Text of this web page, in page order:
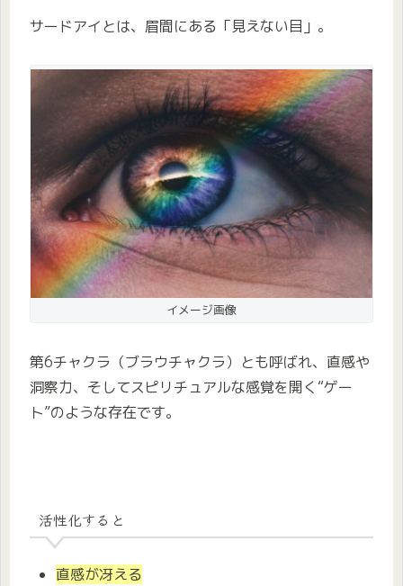
サードアイとは、眉間にある「見えない目」。
イメージ画像
第6チャクラ（ブラウチャクラ）とも呼ばれ、直感や
洞察力、そしてスピリチュアルな感覚を開く“ゲー
ト”のような存在です。
活性化すると
直感が冴える